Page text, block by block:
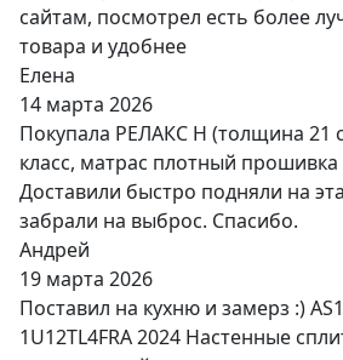
сайтам, посмотрел есть более
товара и удобнее
Елена
14 марта 2026
Покупала РЕЛАКС Н (толщина 21
класс, матрас плотный
Доставили быстро подняли на
забрали на выброс. Спасибо.
Андрей
19 марта 2026
Поставил на кухню и замерз :)
1U12TL4FRA 2024 Настенные